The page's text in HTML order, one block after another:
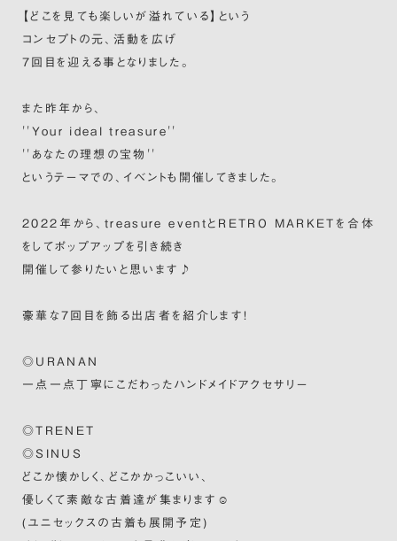
【どこを見ても楽しいが溢れている】という
コンセプトの元、活動を広げ
7回目を迎える事となりました。
また昨年から、
''Your ideal treasure''
''あなたの理想の宝物''
というテーマでの、イベントも開催してきました。
2022年から、treasure eventとRETRO MARKETを合体
をしてポップアップを引き続き
開催して参りたいと思います♪
豪華な7回目を飾る出店者を紹介します！
◎URANAN
一点一点丁寧にこだわったハンドメイドアクセサリー
◎TRENET
◎SINUS
どこか懐かしく、どこかかっこいい、
優しくて素敵な古着達が集まります☺︎
(ユニセックスの古着も展開予定)